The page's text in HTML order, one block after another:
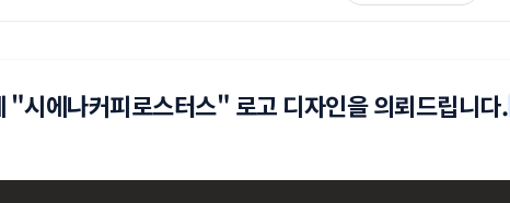
"시에나커피로스터스" 로고 디자인을 의뢰드립니다.